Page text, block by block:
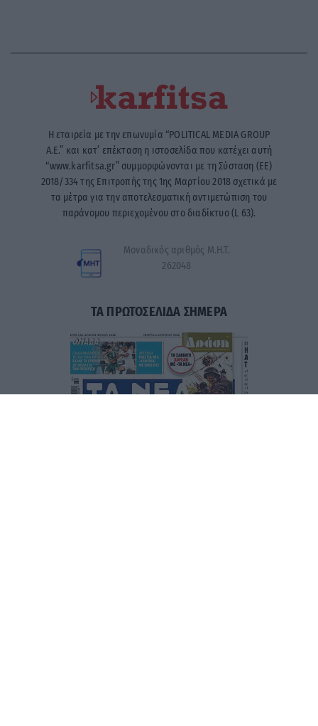
Η εταιρεία με την επωνυμία “POLITICAL MEDIA GROUP
A.E.” και κατ’ επέκταση η ιστοσελίδα που κατέχει αυτή
“www.karfitsa.gr” συμμορφώνονται με τη Σύσταση (ΕΕ)
2018/334 της Επιτροπής της 1ης Μαρτίου 2018 σχετικά με
τα μέτρα για την αποτελεσματική αντιμετώπιση του
παράνομου περιεχομένου στο διαδίκτυο (L 63).
Μοναδικός αριθμός Μ.Η.Τ.
262048
ΤΑ ΠΡΩΤΟΣΕΛΙΔΑ ΣΗΜΕΡΑ